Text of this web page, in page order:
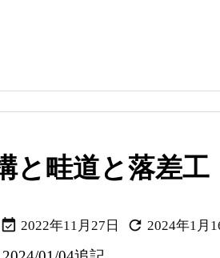
と畦道と落差工
 2022年11月27日  2024年1月